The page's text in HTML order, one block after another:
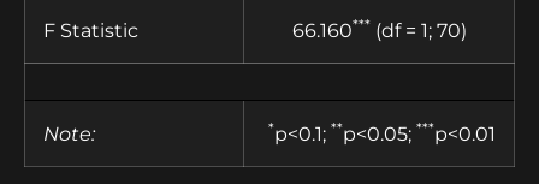
F Statistic 66.160***(df = 1; 70)
Note: *p<0.1; **p<0.05; ***p<0.01